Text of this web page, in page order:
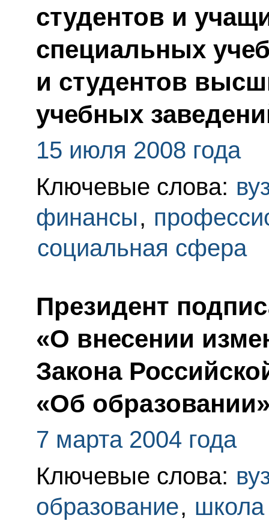
студентов и
специальных
и студентов
учебных
15 июля 2008 года
Ключевые слова:
финансы,
социальная сфера
Президент
«О внесении
Закона
«Об
7 марта 2004 года
Ключевые слова:
образование, школа